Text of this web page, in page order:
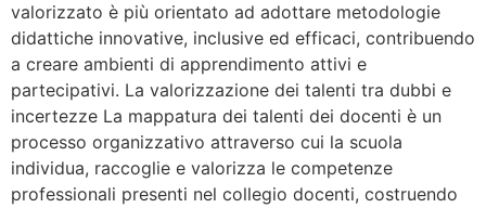
valorizzato è più orientato ad adottare metodologie
didattiche innovative, inclusive ed efficaci, contribuendo
a creare ambienti di apprendimento attivi e
partecipativi. La valorizzazione dei talenti tra dubbi e
incertezze La mappatura dei talenti dei docenti è un
processo organizzativo attraverso cui la scuola
individua, raccoglie e valorizza le competenze
professionali presenti nel collegio docenti, costruendo